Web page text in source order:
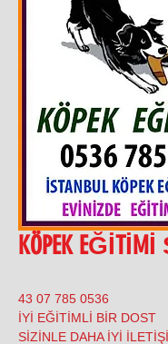
KÖPEK
0536 785 07 43
İYİ EĞİTİMLİ BİR DOST
SİZİNLE DAHA İYİ